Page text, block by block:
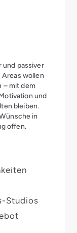
und passiver
Areas wollen
– mit dem
und
bleiben.
in
offen.
Studios